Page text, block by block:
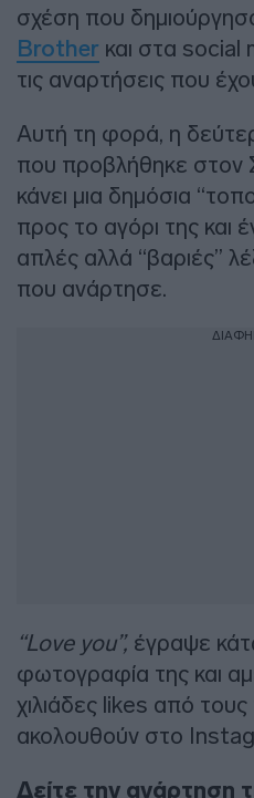
σχέση που
Brother και στα social
τις αναρτήσεις που
Αυτή τη φορά, η
που προβλήθηκε στον
κάνει μια δημόσια
προς το αγόρι της και
απλές αλλά “βαριές”
που ανάρτησε.
“Love you”, έγραψε
φωτογραφία της και
χιλιάδες likes από
ακολουθούν στο
Δείτε την ανάρτηση